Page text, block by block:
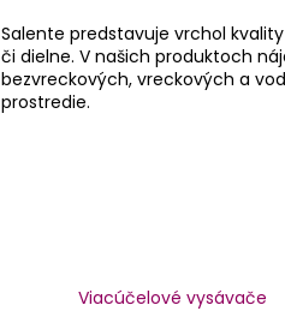
Salente predstavuje vrchol
či dielne. V našich produktoch
bezvreckových, vreckových a
prostredie.
Viacúčelové vysávače